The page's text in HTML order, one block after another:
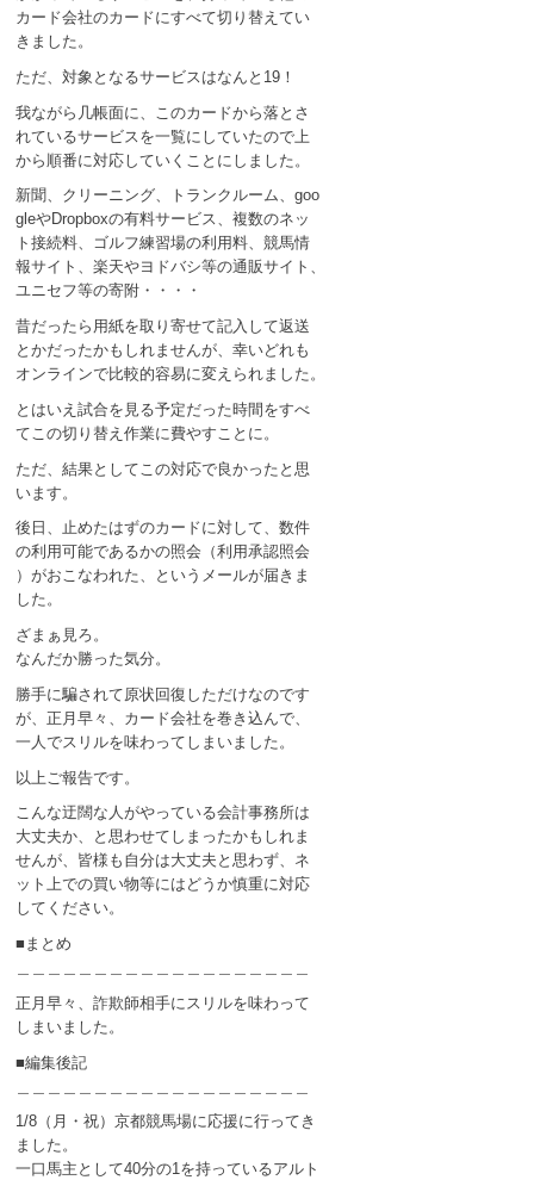
カード会社のカードにすべて切り替えてい
きました。
ただ、対象となるサービスはなんと19！
我ながら几帳面に、このカードから落とさ
れているサービスを一覧にしていたので上
から順番に対応していくことにしました。
新聞、クリーニング、トランクルーム、goo
gleやDropboxの有料サービス、複数のネッ
ト接続料、ゴルフ練習場の利用料、競馬情
報サイト、楽天やヨドバシ等の通販サイト、
ユニセフ等の寄附・・・・
昔だったら用紙を取り寄せて記入して返送
とかだったかもしれませんが、幸いどれも
オンラインで比較的容易に変えられました。
とはいえ試合を見る予定だった時間をすべ
てこの切り替え作業に費やすことに。
ただ、結果としてこの対応で良かったと思
います。
後日、止めたはずのカードに対して、数件
の利用可能であるかの照会（利用承認照会
）がおこなわれた、というメールが届きま
した。
ざまぁ見ろ。
なんだか勝った気分。
勝手に騙されて原状回復しただけなのです
が、正月早々、カード会社を巻き込んで、
一人でスリルを味わってしまいました。
以上ご報告です。
こんな迂闊な人がやっている会計事務所は
大丈夫か、と思わせてしまったかもしれま
せんが、皆様も自分は大丈夫と思わず、ネ
ット上での買い物等にはどうか慎重に対応
してください。
■まとめ
正月早々、詐欺師相手にスリルを味わって
しまいました。
■編集後記
1/8（月・祝）京都競馬場に応援に行ってき
ました。
一口馬主として40分の1を持っているアルト